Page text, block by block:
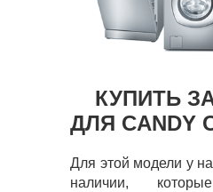
КУПИТЬ
ДЛЯ CANDY
Для этой модели у
наличии,